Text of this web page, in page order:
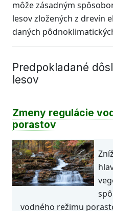
môže zásadným
lesov zložených z drevín
daných
Predpokladané
lesov
Zmeny regulácie
porastov
vodného režimu